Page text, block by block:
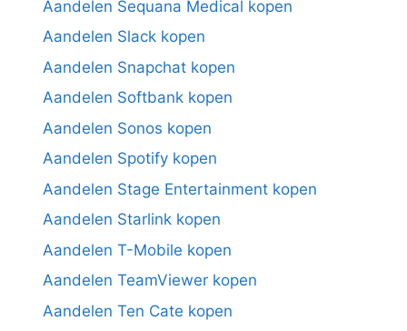
Aandelen Sequana Medical kopen
Aandelen Slack kopen
Aandelen Snapchat kopen
Aandelen Softbank kopen
Aandelen Sonos kopen
Aandelen Spotify kopen
Aandelen Stage Entertainment kopen
Aandelen Starlink kopen
Aandelen T-Mobile kopen
Aandelen TeamViewer kopen
Aandelen Ten Cate kopen